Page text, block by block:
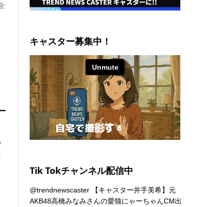
キャスター募集中！
Tik Tokチャンネル配信中
@trendnewscaster 【キャスター井手美希】元
AKB48高橋みなみさんの愛猫にゃーちゃんCM出